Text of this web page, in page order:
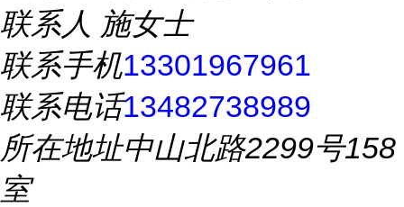
联系人 施女士
联系手机13301967961
联系电话13482738989
所在地址中山北路2299号158
室